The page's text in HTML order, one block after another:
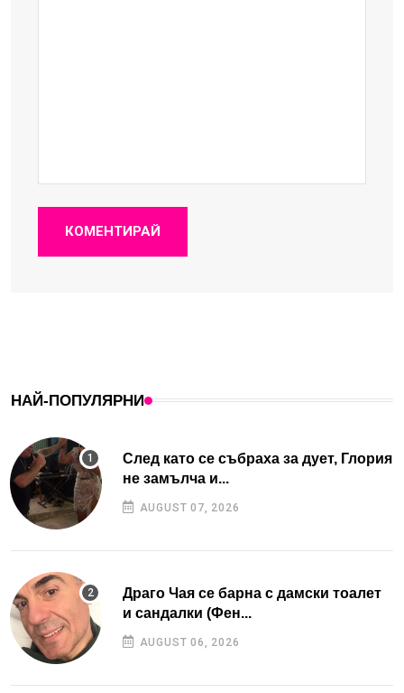
КОМЕНТИРАЙ
НАЙ-ПОПУЛЯРНИ
След като се събраха за дует, Глория
не замълча и...
AUGUST 07, 2026
Драго Чая се барна с дамски тоалет
и сандалки (Фен...
AUGUST 06, 2026